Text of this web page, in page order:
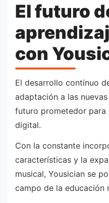
El futuro
con
El desarrollo continuo
adaptación a las
futuro prometedor para
digital.
Con la constante
características y la
musical, Yousician se
campo de la educación